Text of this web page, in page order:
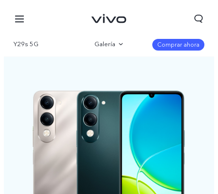
Y29s 5G Galería
Especificaciones
Comprar ahora